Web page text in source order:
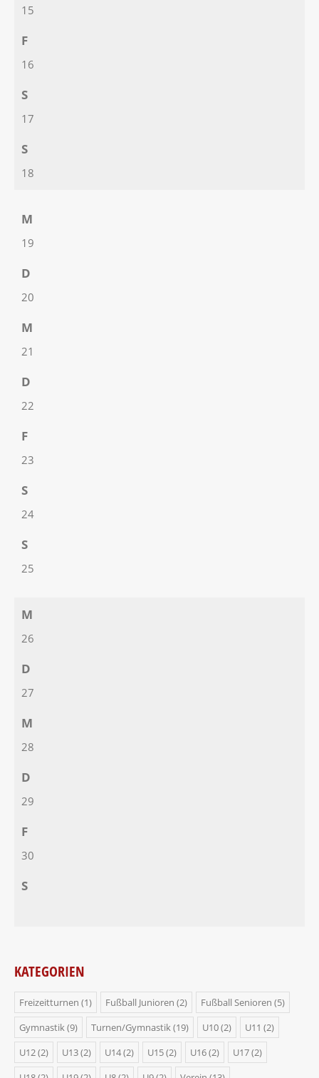
15
F
16
S
17
S
18
M
19
D
20
M
21
D
22
F
23
S
24
S
25
M
26
D
27
M
28
D
29
F
30
S
KATEGORIEN
Freizeitturnen (1) Fußball Junioren (2) Fußball Senioren (5)
Gymnastik(9) Turnen/Gymnastik(19) U10(2) U11 (2)
U12(2) U13(2) U14(2) U15(2) U16(2) U17(2)